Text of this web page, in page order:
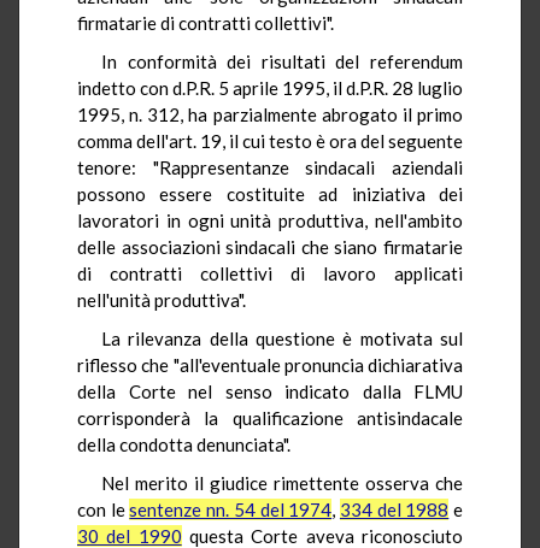
firmatarie di contratti collettivi".
In conformità dei risultati del referendum
indetto con d.P.R. 5 aprile 1995, il d.P.R. 28 luglio
1995, n. 312, ha parzialmente abrogato il primo
comma dell'art. 19, il cui testo è ora del seguente
tenore: "Rappresentanze sindacali aziendali
possono essere costituite ad iniziativa dei
lavoratori in ogni unità produttiva, nell'ambito
delle associazioni sindacali che siano firmatarie
di contratti collettivi di lavoro applicati
nell'unità produttiva".
La rilevanza della questione è motivata sul
riflesso che "all'eventuale pronuncia dichiarativa
della Corte nel senso indicato dalla FLMU
corrisponderà la qualificazione antisindacale
della condotta denunciata".
Nel merito il giudice rimettente osserva che
con lesentenze nn. 54 del 1974, 334 del 1988 e
30 del 1990 questa Corte aveva riconosciuto